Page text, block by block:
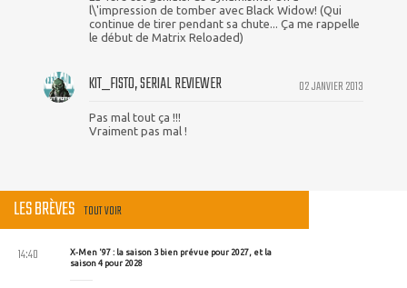
l\'impression de tomber avec Black Widow! (Qui
continue de tirer pendant sa chute... Ça me rappelle
le début de Matrix Reloaded)
02 JANVIER 2013
KIT_FISTO, SERIAL REVIEWER
Pas mal tout ça !!!
Vraiment pas mal !
LES BRÈVES TOUT VOIR
X-Men '97 : la saison 3 bien prévue pour 2027, et la
saison 4 pour 2028
14:40